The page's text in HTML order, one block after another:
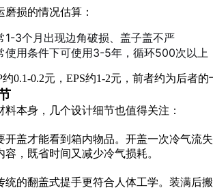
损的情况估算：
1-3个月出现边角破损、盖子盖不严
使用条件下可使用3-5年，循环500次以上
0.1-0.2元，EPS约1-2元，前者约为后者
料本身，几个设计细节也值得关注：
开盖才能看到箱内物品。开盖一次冷气流
，既省时间又减少冷气损耗。
统的翻盖式提手更符合人体工学。装满后